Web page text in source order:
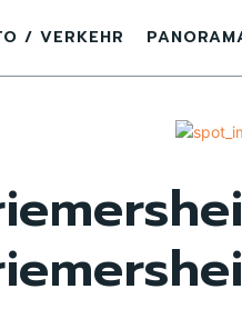
/ VERKEHR